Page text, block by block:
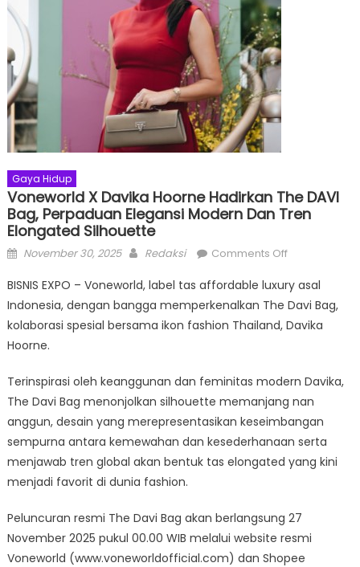
Gaya Hidup
Voneworld X Davika Hoorne Hadirkan The DAVI
Bag, Perpaduan Elegansi Modern Dan Tren
Elongated Silhouette
Posted
November 30, 2025 Author
Redaksi Comments Offon
x
Davika
Hoorne
DAVI
Bag,
Perpaduan
Elegansi
Modern
dan
Elongated
BISNIS EXPO – Voneworld, label tas affordable luxury asal
Indonesia, dengan bangga memperkenalkan The Davi Bag,
kolaborasi spesial bersama ikon fashion Thailand, Davika
Hoorne.
Terinspirasi oleh keanggunan dan feminitas modern Davika,
The Davi Bag menonjolkan silhouette memanjang nan
anggun, desain yang merepresentasikan keseimbangan
sempurna antara kemewahan dan kesederhanaan serta
menjawab tren global akan bentuk tas elongated yang kini
menjadi favorit di dunia fashion.
Peluncuran resmi The Davi Bag akan berlangsung 27
November 2025 pukul 00.00 WIB melalui website resmi
Voneworld (www.voneworldofficial.com) dan Shopee